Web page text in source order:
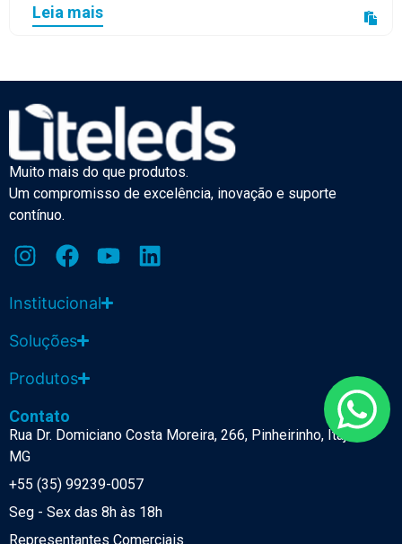
Leia mais
Muito mais do que produtos.
Um compromisso de excelência, inovação e suporte
contínuo.
Institucional
Soluções
Produtos
Contato
Rua Dr. Domiciano Costa Moreira, 266, Pinheirinho, Itajubá-
MG
+55 (35) 99239-0057
Seg - Sex das 8h às 18h
Representantes Comerciais